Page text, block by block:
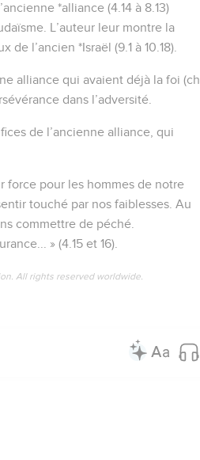
*alliance (4.14 à 8.13)
L’auteur leur montre la
l’ancien *Israël (9.1 à 10.18).
alliance qui avaient déjà la foi (ch.
dans l’adversité.
de l’ancienne alliance, qui
force pour les hommes de notre
touché par nos faiblesses. Au
commettre de péché.
» (4.15 et 16).
All rights reserved worldwide.